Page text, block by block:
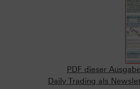
PDF dieser
Daily Trading als